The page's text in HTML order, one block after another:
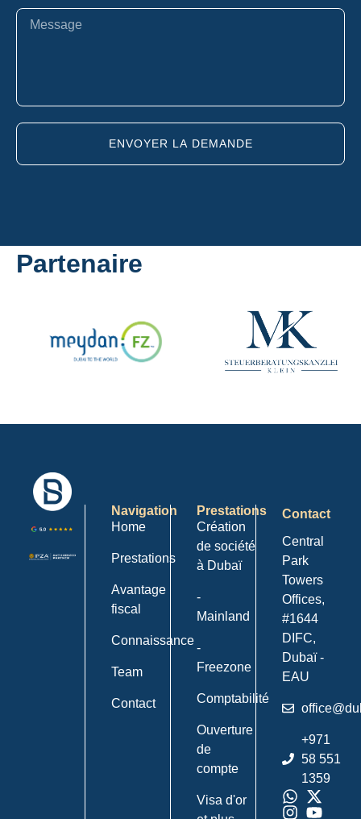
ENVOYER LA DEMANDE
Partenaire
Navigation
Home
Prestations
Avantage
fiscal
Connaissance
Team
Contact
Prestations
Création
de société
à Dubaï
-
Mainland
-
Freezone
Comptabilité
Ouverture
de
compte
Visa d'or
Contact
Central
Park
Towers
Offices,
#1644
DIFC,
Dubaï -
EAU
+971
58 551
1359